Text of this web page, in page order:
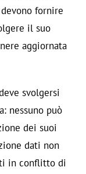
fornire
il suo
aggiornata
svolgersi
nessuno può
dei suoi
dati non
in conflitto di